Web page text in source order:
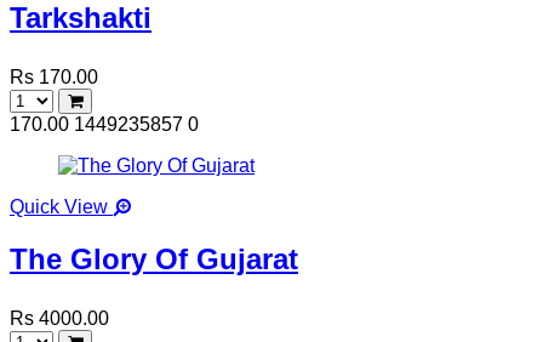
Tarkshakti
Rs 170.00
170.00 1449235857 0
Quick View
The Glory Of Gujarat
Rs 4000.00